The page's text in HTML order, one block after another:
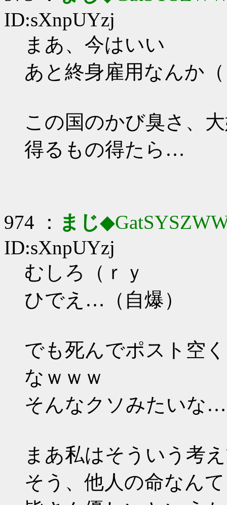
ID:sXnpUYzj
まあ、今はいい
あと終身雇用なんか
この国のかび臭さ、
得るもの得たら…
974 ： まじ
ID:sXnpUYzj
むしろ（ｒｙ
ひでえ…（自爆）
でも死んでポスト空
なｗｗｗ
そんなクソみたいな
まあ私はそういう考
そう、他人の命なん